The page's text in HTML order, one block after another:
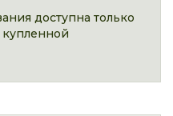
доступна только
купленной